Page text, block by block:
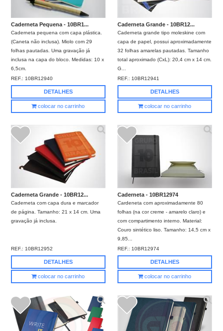
Caderneta Pequena - 10BR1...
Caderneta pequena com capa plástica.
(Caneta não inclusa). Miolo com 29
folhas pautadas. Uma gravação já
inclusa na capa do bloco. Medidas: 10 x
6,5cm.
REF.: 10BR12940
DETALHES
colocar no carrinho
Caderneta Grande - 10BR12...
Caderneta grande tipo moleskine com
capa de papel, possui aproximadamente
32 folhas amarelas pautadas. Tamanho
total aproximado (CxL): 20,4 cm x 14 cm.
G...
REF.: 10BR12941
DETALHES
colocar no carrinho
Caderneta Grande - 10BR12...
Caderneta com capa dura e marcador
de página. Tamanho: 21 x 14 cm. Uma
gravação já inclusa.
REF.: 10BR12952
DETALHES
colocar no carrinho
Caderneta - 10BR12974
Cardeneta com aproximadamente 80
folhas (na cor creme - amarelo claro) e
com compartimento interno. Material:
Couro sintético liso. Tamanho: 14,5 cm x
9,85...
REF.: 10BR12974
DETALHES
colocar no carrinho